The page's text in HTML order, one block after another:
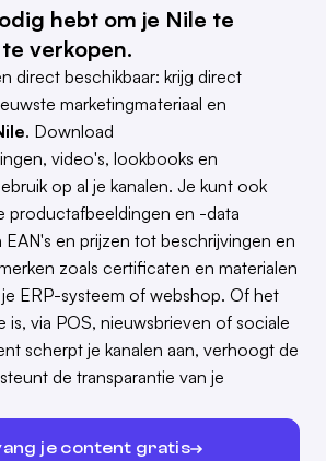
hebt om je Nile te
verkopen.
direct beschikbaar: krijg direct
marketingmateriaal en
. Download
video's, lookbooks en
op al je kanalen. Je kunt ook
productafbeeldingen en -data
en prijzen tot beschrijvingen en
zoals certificaten en materialen
ERP-systeem of webshop. Of het
via POS, nieuwsbrieven of sociale
scherpt je kanalen aan, verhoogt de
de transparantie van je
je content gratis